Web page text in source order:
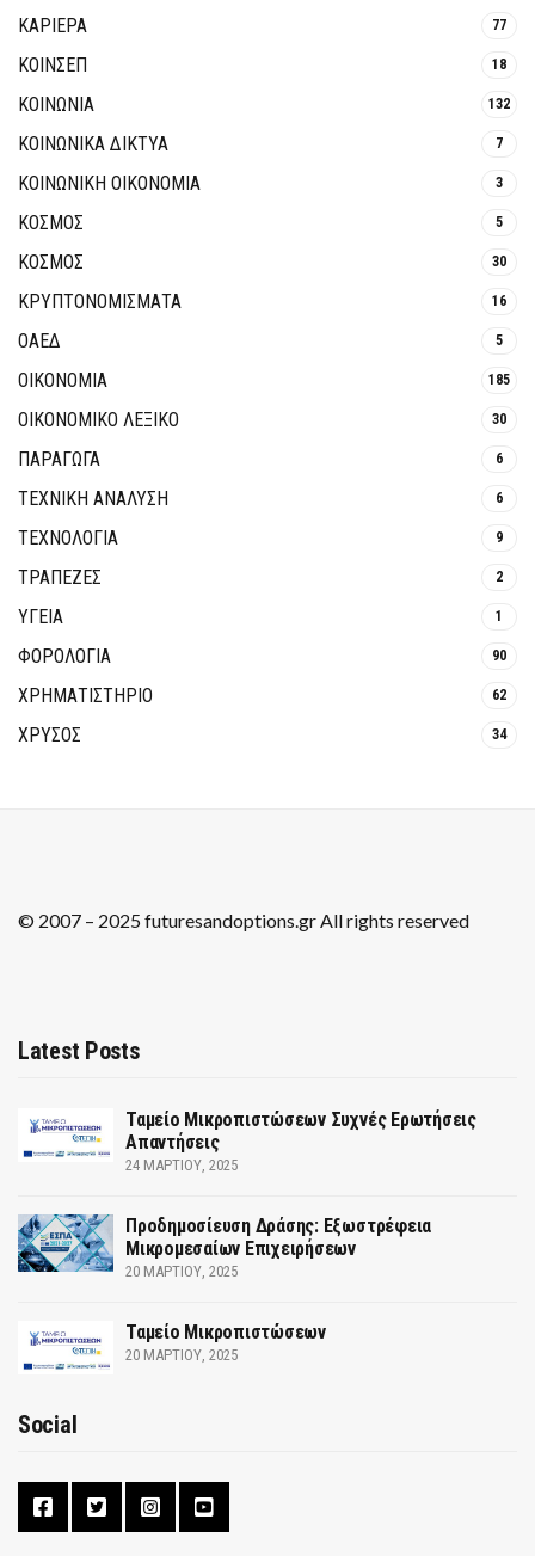
ΚΑΡΙΕΡΑ 77
ΚΟΙΝΣΕΠ 18
ΚΟΙΝΩΝΙΑ 132
ΚΟΙΝΩΝΙΚΆ ΔΊΚΤΥΑ 7
ΚΟΙΝΩΝΙΚΉ ΟΙΚΟΝΟΜΊΑ 3
ΚΟΣΜΟΣ 5
ΚΟΣΜΟΣ 30
ΚΡΥΠΤΟΝΟΜΊΣΜΑΤΑ 16
ΟΑΕΔ 5
ΟΙΚΟΝΟΜΙΑ 185
ΟΙΚΟΝΟΜΙΚΟ ΛΕΞΙΚΟ 30
ΠΑΡΑΓΩΓΑ 6
ΤΕΧΝΙΚΗ ΑΝΑΛΥΣΗ 6
ΤΕΧΝΟΛΟΓΙΑ 9
ΤΡΆΠΕΖΕΣ 2
ΥΓΕΙΑ 1
ΦΟΡΟΛΟΓΙΑ 90
ΧΡΗΜΑΤΙΣΤΗΡΙΟ 62
ΧΡΥΣΟΣ 34
© 2007 – 2025 futuresandoptions.gr All rights reserved
Latest Posts
Ταμείο Μικροπιστώσεων Συχνές Ερωτήσεις
Απαντήσεις
24 ΜΑΡΤΊΟΥ, 2025
Προδημοσίευση Δράσης: Εξωστρέφεια
Μικρομεσαίων Επιχειρήσεων
20 ΜΑΡΤΊΟΥ, 2025
Ταμείο Μικροπιστώσεων
20 ΜΑΡΤΊΟΥ, 2025
Social